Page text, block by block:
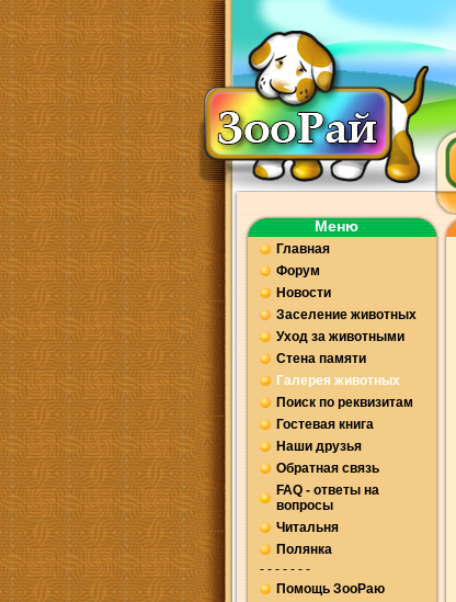
Меню
Главная
Форум
Новости
Заселение животных
Уход за животными
Стена памяти
Галерея животных
Поиск по реквизитам
Гостевая книга
Наши друзья
Обратная связь
FAQ - ответы на
вопросы
Читальня
Полянка
- - - - - - -
Помощь ЗооРаю